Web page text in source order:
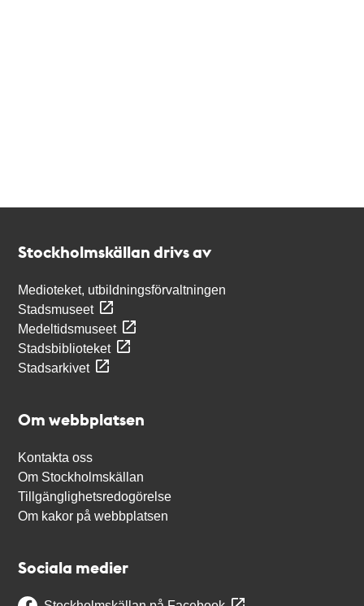
Stockholmskällan drivs av
Medioteket, utbildningsförvaltningen
Stadsmuseet
Medeltidsmuseet
Stadsbiblioteket
Stadsarkivet
Om webbplatsen
Kontakta oss
Om Stockholmskällan
Tillgänglighetsredogörelse
Om kakor på webbplatsen
Sociala medier